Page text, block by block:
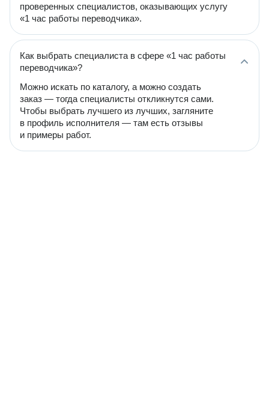
проверенных специалистов, оказывающих услугу
«1 час работы переводчика».
Как выбрать специалиста в сфере «1 час работы
переводчика»?
Можно искать по каталогу, а можно создать
заказ — тогда специалисты откликнутся сами.
Чтобы выбрать лучшего из лучших, загляните
в профиль исполнителя — там есть отзывы
и примеры работ.